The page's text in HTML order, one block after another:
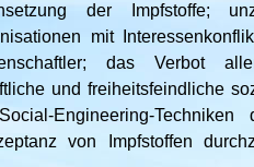
der Impfstoffe;
mit
das Verbot
und freiheitsfeindliche
Engineering-
von Impfstoffen